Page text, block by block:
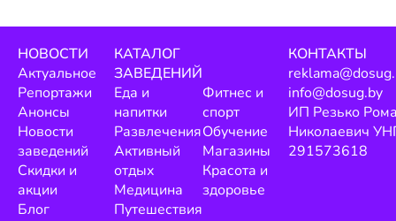
НОВОСТИ
Актуальное
Репортажи
Анонсы
Новости
заведений
Скидки и
акции
Блог
КАТАЛОГ
ЗАВЕДЕНИЙ
Еда и
напитки
Развлечения
Активный
отдых
Медицина
Путешествия
Фитнес и
спорт
Обучение
Магазины
Красота и
здоровье
КОНТАКТЫ
info@dosug.by
ИП Резько
Николаевич
291573618